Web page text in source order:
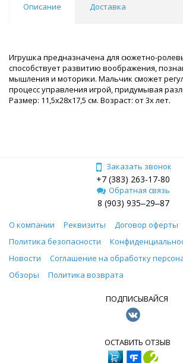
Описание Доставка
Игрушка предназначена для сюжетно-
способствует развитию воображения,
мышления и моторики. Мальчик сможет
процесс управления игрой, придумывая
Размер: 11,5х28х17,5 см. Возраст: от 3х лет.
Заказать звонок
+7 (383) 263-17-80
Обратная связь
8 (903) 935‒29‒87
О компании Реквизиты
Договор оферты
Политика безопасности
Новости
Соглашение на обработку
Обзоры
Политика возврата
ПОДПИСЫВАЙСЯ
ОСТАВИТЬ ОТЗЫВ